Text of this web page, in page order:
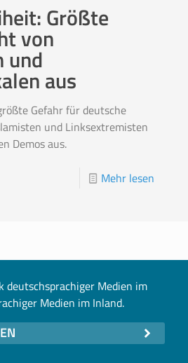
Größte
von
und
aus
Gefahr für deutsche
und Linksextremisten
Demos aus.
Mehr lesen
deutschsprachiger Medien im
Medien im Inland.